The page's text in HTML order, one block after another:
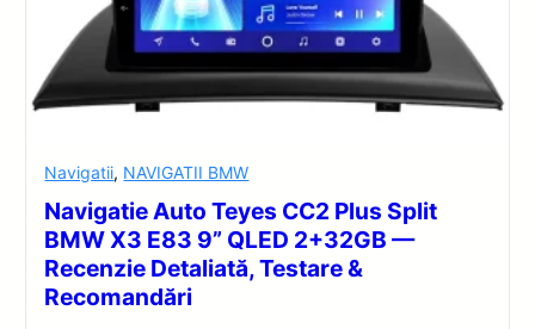
Navigatii, NAVIGATII BMW
Navigatie Auto Teyes CC2 Plus Split
BMW X3 E83 9” QLED 2+32GB —
Recenzie Detaliată, Testare &
Recomandări